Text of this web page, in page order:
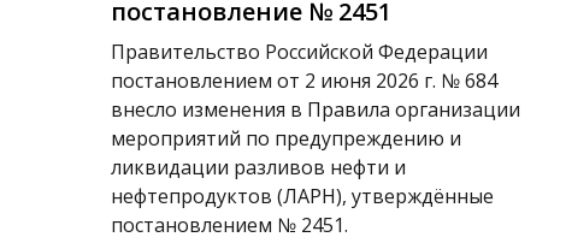
постановление № 2451
Правительство Российской Федерации
постановлением от 2 июня 2026 г. № 684
внесло изменения в Правила организации
мероприятий по предупреждению и
ликвидации разливов нефти и
нефтепродуктов (ЛАРН), утверждённые
постановлением № 2451.